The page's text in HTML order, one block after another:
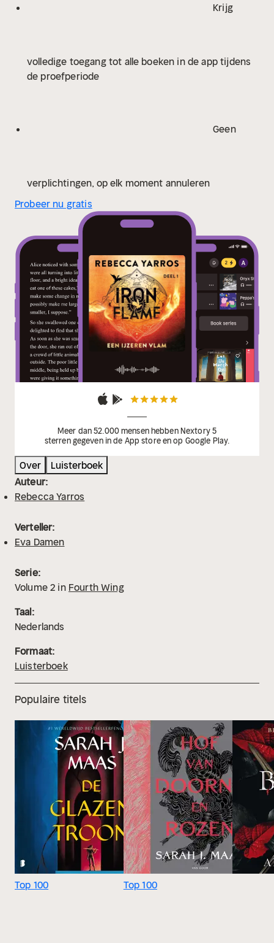
Krijg
volledige toegang tot alle boeken in de app tijdens
de proefperiode
Geen
verplichtingen, op elk moment annuleren
Probeer nu gratis
Meer dan 52.000 mensen hebben Nextory 5
sterren gegeven in de App store en op Google Play.
Over
Luisterboek
Auteur:
Rebecca Yarros
Verteller:
Eva Damen
Serie:
Volume2 in Fourth Wing
Taal:
Nederlands
Formaat:
Luisterboek
Populaire titels
Top 100 Top 100